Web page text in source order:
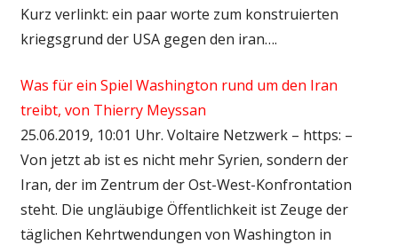
Kurz verlinkt: ein paar worte zum konstruierten
kriegsgrund der USA gegen den iran….
Was für ein Spiel Washington rund um den Iran
treibt, von Thierry Meyssan
25.06.2019, 10:01 Uhr. Voltaire Netzwerk – https: –
Von jetzt ab ist es nicht mehr Syrien, sondern der
Iran, der im Zentrum der Ost-West-Konfrontation
steht. Die ungläubige Öffentlichkeit ist Zeuge der
täglichen Kehrtwendungen von Washington in